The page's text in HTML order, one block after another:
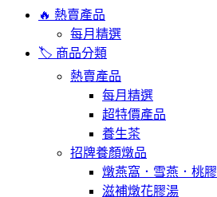
🔥 熱賣產品
每月精選
🏷️ 商品分類
熱賣產品
每月精選
超特價產品
養生茶
招牌養顏燉品
燉燕窩．雪燕．桃膠
滋補燉花膠湯